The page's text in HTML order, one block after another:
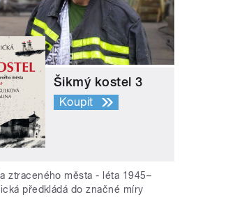
Šikmý kostel 3
Koupit
ztraceného města - léta 1945–
předkládá do značné míry